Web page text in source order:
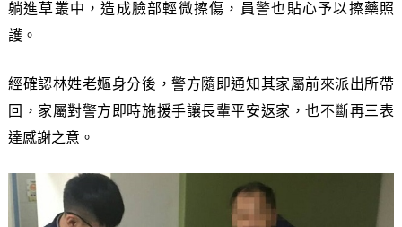
躺進草叢中，造成臉部輕微擦傷，員警也貼心予以擦藥照
護。
經確認林姓老嫗身分後，警方隨即通知其家屬前來派出所帶
回，家屬對警方即時施援手讓長輩平安返家，也不斷再三表
達感謝之意。